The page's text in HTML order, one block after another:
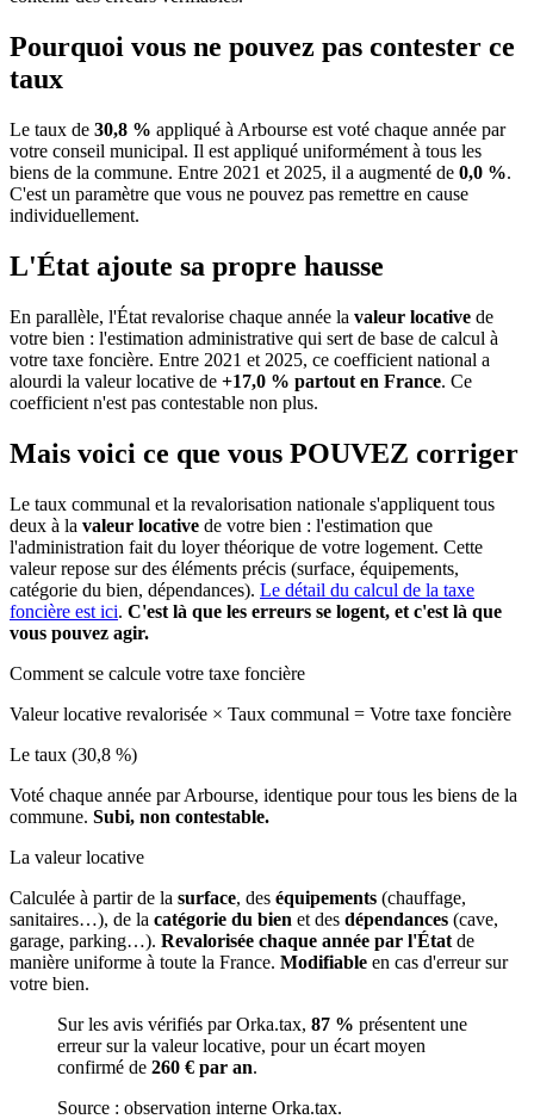
Pourquoi vous ne pouvez pas contester ce
taux
Le taux de 30,8 % appliqué à Arbourse est voté chaque année par
votre conseil municipal. Il est appliqué uniformément à tous les
biens de la commune. Entre 2021 et 2025, il a augmenté de 0,0 %.
C'est un paramètre que vous ne pouvez pas remettre en cause
individuellement.
L'État ajoute sa propre hausse
En parallèle, l'État revalorise chaque année la valeur locative de
votre bien : l'estimation administrative qui sert de base de calcul à
votre taxe foncière. Entre 2021 et 2025, ce coefficient national a
alourdi la valeur locative de +17,0 % partout en France. Ce
coefficient n'est pas contestable non plus.
Mais voici ce que vous POUVEZ corriger
Le taux communal et la revalorisation nationale s'appliquent tous
deux à la valeur locative de votre bien : l'estimation que
l'administration fait du loyer théorique de votre logement. Cette
valeur repose sur des éléments précis (surface, équipements,
catégorie du bien, dépendances). Le détail du calcul de la taxe
foncière est ici. C'est là que les erreurs se logent, et c'est là que
vous pouvez agir.
Comment se calcule votre taxe foncière
Valeur locative revalorisée × Taux communal = Votre taxe foncière
Le taux (30,8 %)
Voté chaque année par Arbourse, identique pour tous les biens de la
commune. Subi, non contestable.
La valeur locative
Calculée à partir de la surface, des équipements (chauffage,
sanitaires…), de la catégorie du bien et des dépendances (cave,
garage, parking…). Revalorisée chaque année par l'État de
manière uniforme à toute la France. Modifiable en cas d'erreur sur
votre bien.
Sur les avis vérifiés par Orka.tax, 87 % présentent une
erreur sur la valeur locative, pour un écart moyen
confirmé de 260 € par an.
Source : observation interne Orka.tax.